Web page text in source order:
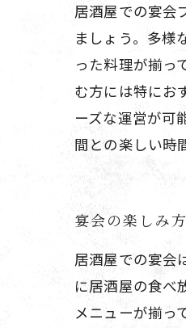
居酒屋での宴会
ましょう。多様
った料理が揃っ
む方には特にお
ーズな運営が可
間との楽しい時
宴会の楽しみ
居酒屋での宴会
に居酒屋の食べ
メニューが揃っ